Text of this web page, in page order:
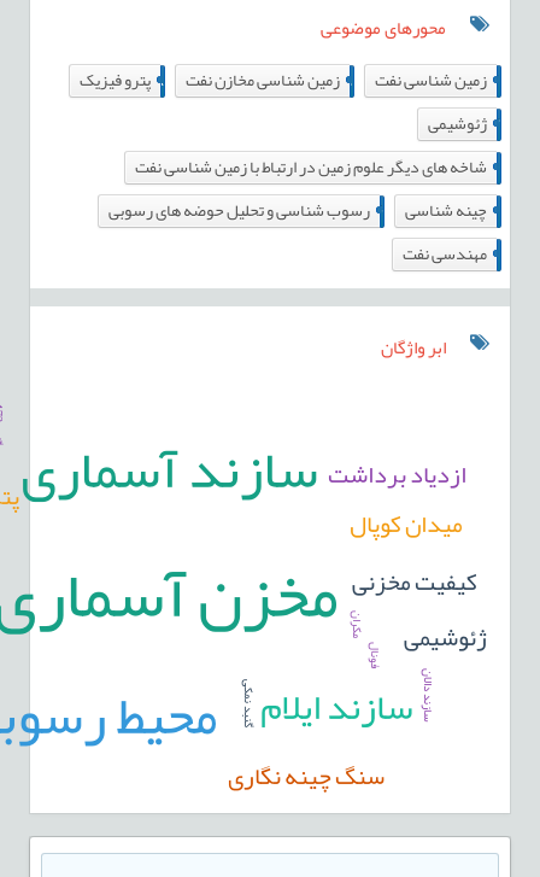
محورهای موضوعی
زمین شناسی نفت22 زمین شناسی مخازن نفت19 پترو فیزیک 8
ژئوشیمی 7
شاخه های دیگر علوم زمین در ارتباط با زمین شناسی نفت 36
چینه شناسی 6 رسوب شناسی و تحلیل حوضه های رسوبی 4
مهندسی نفت 0
ابر واژگان
مخزن
سازند آسماری
محیط سازند ایلام
کیفیت مخزنی
میدان کوپال
ازدیاد برداشت
ژئوشیمی
سنگ چینه نگاری
فونال
گنبد نمکی سازند دالان
مکران